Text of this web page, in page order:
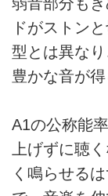
ドがストン
型とは異な
豊かな音が
A1の公称能
上げずに聴
く鳴らせる